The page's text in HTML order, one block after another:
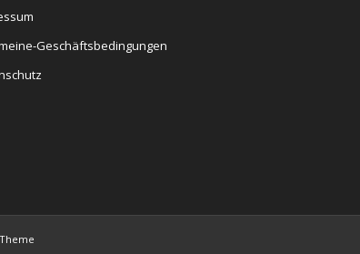
Geschäftsbedingungen